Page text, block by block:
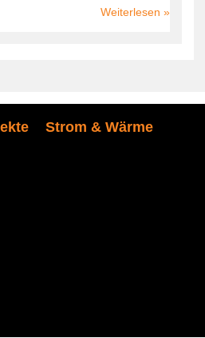
Weiterlesen über
Strom & Wärme